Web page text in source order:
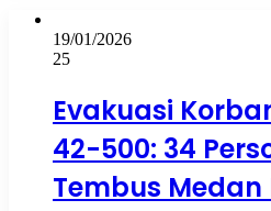
19/01/2026
25
Evakuasi
42-500: 34
Tembus Medan